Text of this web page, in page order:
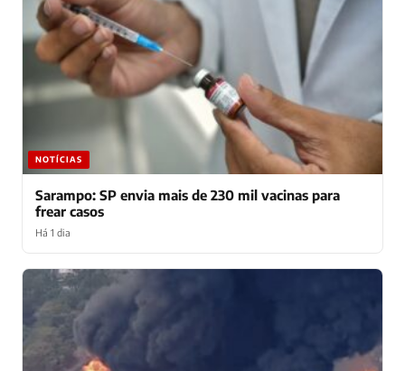
NOTÍCIAS
Sarampo: SP envia mais de 230 mil vacinas para
frear casos
Há 1 dia